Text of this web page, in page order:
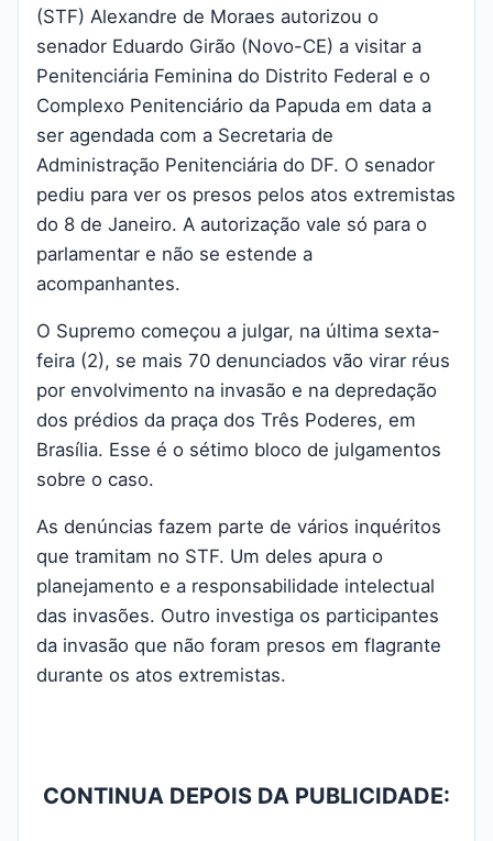
(STF) Alexandre de Moraes autorizou o
senador Eduardo Girão (Novo-CE) a visitar a
Penitenciária Feminina do Distrito Federal e o
Complexo Penitenciário da Papuda em data a
ser agendada com a Secretaria de
Administração Penitenciária do DF. O senador
pediu para ver os presos pelos atos extremistas
do 8 de Janeiro. A autorização vale só para o
parlamentar e não se estende a
acompanhantes.
O Supremo começou a julgar, na última sexta-
feira (2), se mais 70 denunciados vão virar réus
por envolvimento na invasão e na depredação
dos prédios da praça dos Três Poderes, em
Brasília. Esse é o sétimo bloco de julgamentos
sobre o caso.
As denúncias fazem parte de vários inquéritos
que tramitam no STF. Um deles apura o
planejamento e a responsabilidade intelectual
das invasões. Outro investiga os participantes
da invasão que não foram presos em flagrante
durante os atos extremistas.
CONTINUA DEPOIS DA PUBLICIDADE: